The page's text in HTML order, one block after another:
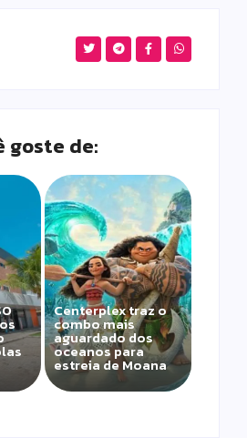
goste de:
Centerplex traz o
combo mais
aguardado dos
oceanos para
estreia de Moana